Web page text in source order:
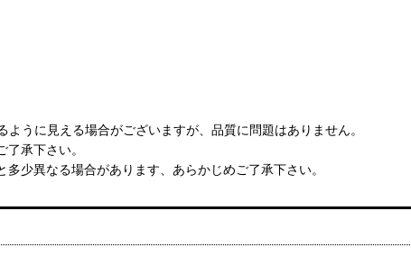
うに見える場合がございますが、品質に問題はありません。
承下さい。
少異なる場合があります、あらかじめご了承下さい。